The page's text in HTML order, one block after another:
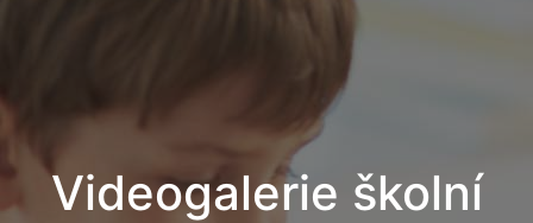
Videogalerie školní